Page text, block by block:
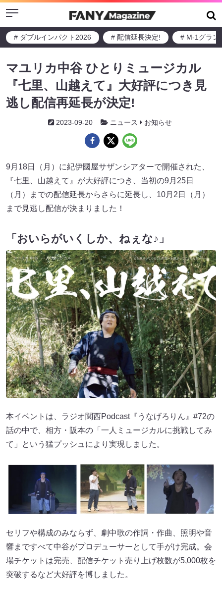
Menu
# ダブルインパクト2026 # 配信延長決定! # M-1グラン
マユリカ中谷 ひとりミュージカル
『七里、山越えて』大好評につき見
逃し配信再延長が決定!
2023-09-20 ニュース お知らせ
9月18日（月）に紀伊國屋サザンシアターで開催された、
『七里、山越えて』が大好評につき、当初の9月25日
（月）までの配信延長からさらに延長し、10月2日（月）
まで見逃し配信が決まりました！
「おいらがいくしか、ねぇな♪」
本イベントは、ラジオ関西Podcast『うなげろりん』#72の
話の中で、相方・阪本の「一人ミュージカルに挑戦してみ
て」という猛プッシュにより実現しました。
セリフや構成のみならず、劇中歌の作詞・作曲、照明や音
響まですべて中谷がプロデューサーとして手がけ完成。会
場チケットは完売、配信チケット売り上げ枚数が5,000枚を
突破するなど大好評を博しました。